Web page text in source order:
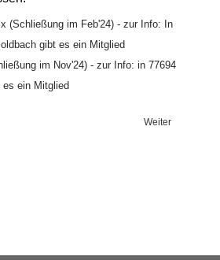
(Schließung im Feb'24) - zur Info: In
gibt es ein Mitglied
im Nov'24) - zur Info: in 77694
es ein Mitglied
Weiter